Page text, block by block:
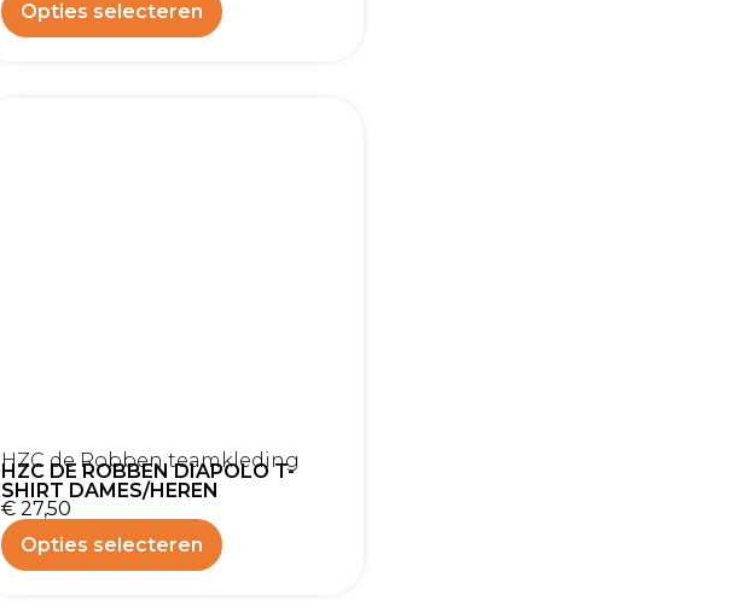
Opties selecteren
HZC de Robben teamkleding
HZC DE ROBBEN DIAPOLO T-
SHIRT DAMES/HEREN
€ 27,50
Opties selecteren